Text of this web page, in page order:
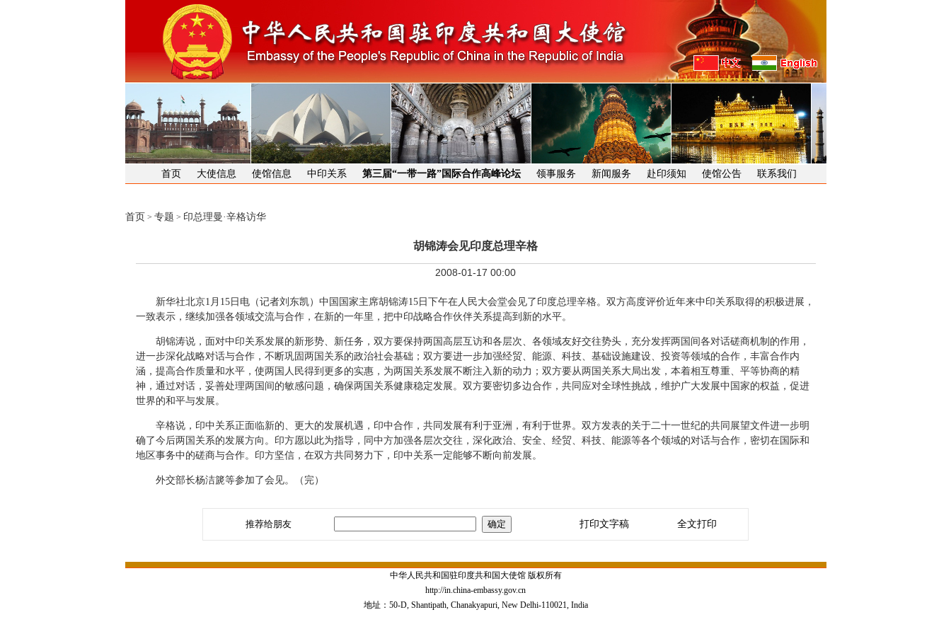
首页 大使信息 使馆信息 中印关系 第三届“一带一路”国际合作高峰论坛 领事服务 新闻服务 赴印须知 使馆公告 联系我们
首页 > 专题 > 印总理曼·辛格访华
胡锦涛会见印度总理辛格
2008-01-17 00:00
新华社北京1月15日电（记者刘东凯）中国国家主席胡锦涛15日下午在人民大会堂会见了印度总理辛格。双方高度评价近年来中印关系取得的积极进展，
一致表示，继续加强各领域交流与合作，在新的一年里，把中印战略合作伙伴关系提高到新的水平。
胡锦涛说，面对中印关系发展的新形势、新任务，双方要保持两国高层互访和各层次、各领域友好交往势头，充分发挥两国间各对话磋商机制的作用，
进一步深化战略对话与合作，不断巩固两国关系的政治社会基础；双方要进一步加强经贸、能源、科技、基础设施建设、投资等领域的合作，丰富合作内
涵，提高合作质量和水平，使两国人民得到更多的实惠，为两国关系发展不断注入新的动力；双方要从两国关系大局出发，本着相互尊重、平等协商的精
神，通过对话，妥善处理两国间的敏感问题，确保两国关系健康稳定发展。双方要密切多边合作，共同应对全球性挑战，维护广大发展中国家的权益，促进
世界的和平与发展。
辛格说，印中关系正面临新的、更大的发展机遇，印中合作，共同发展有利于亚洲，有利于世界。双方发表的关于二十一世纪的共同展望文件进一步明
确了今后两国关系的发展方向。印方愿以此为指导，同中方加强各层次交往，深化政治、安全、经贸、科技、能源等各个领域的对话与合作，密切在国际和
地区事务中的磋商与合作。印方坚信，在双方共同努力下，印中关系一定能够不断向前发展。
外交部长杨洁篪等参加了会见。（完）
推荐给朋友 打印文字稿 全文打印
中华人民共和国驻印度共和国大使馆 版权所有
http://in.china-embassy.gov.cn
地址：50-D, Shantipath, Chanakyapuri, New Delhi-110021, India